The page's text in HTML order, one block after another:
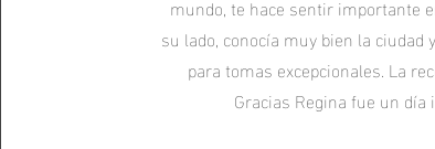
mundo, te hace sentir importante
su lado, conocía muy bien la ciudad
para tomas excepcionales. La
Gracias Regina fue un día